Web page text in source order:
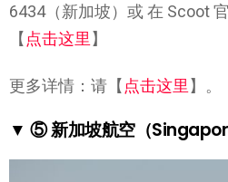
6434（新加坡）或 在 Scoot
【 点击这里 】
更多详情：请【 点击这里 】。
▼ ⑤ 新加坡航空（